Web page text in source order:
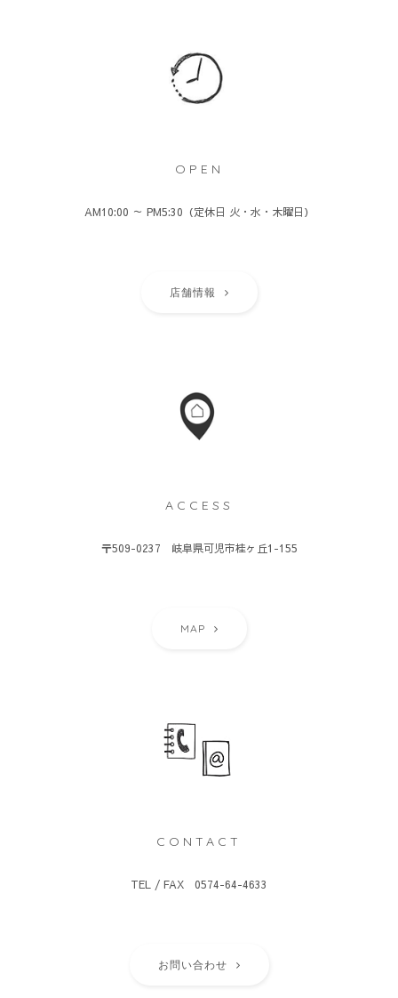
OPEN
AM10:00 ～ PM5:30（定休日 火・水・木曜日）
店舗情報
ACCESS
〒509-0237 岐阜県可児市桂ヶ丘1-155
MAP
CONTACT
TEL / FAX 0574-64-4633
お問い合わせ